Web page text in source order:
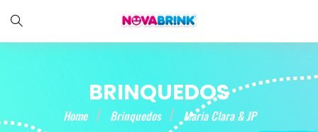
BRINQUEDOS
Home Brinquedos Maria Clara & JP